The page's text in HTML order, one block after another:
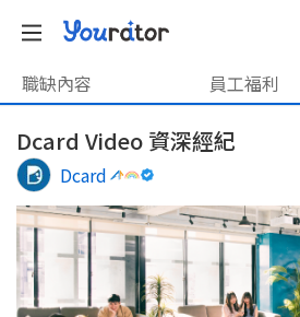
職缺內容 員工福利
Dcard Video 資深經紀
Dcard